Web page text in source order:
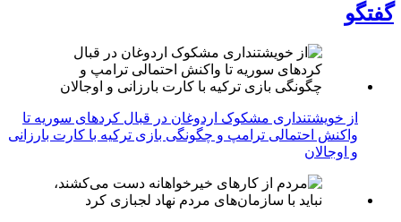
گفتگو
از خویشتنداری مشکوک اردوغان در قبال کردهای سوریه تا
واکنش احتمالی ترامپ و چگونگی بازی ترکیه با کارت بارزانی
و اوجالان